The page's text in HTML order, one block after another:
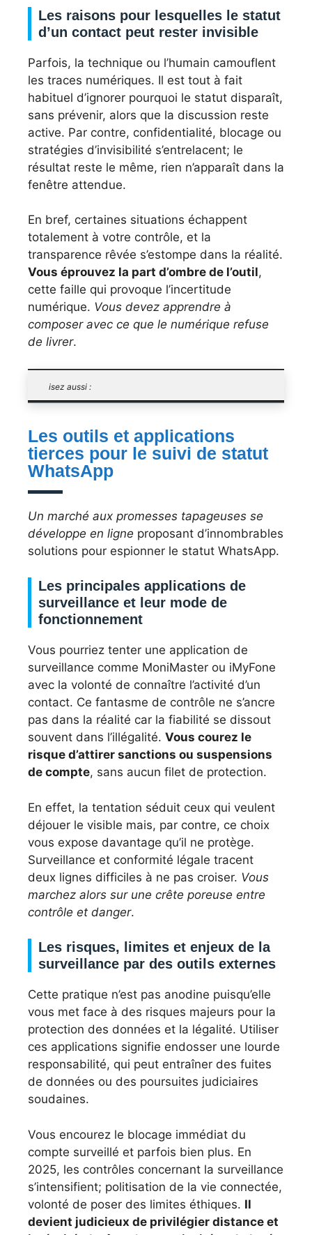
Les raisons pour lesquelles le statut
d’un contact peut rester invisible
Parfois, la technique ou l’humain camouflent
les traces numériques. Il est tout à fait
habituel d’ignorer pourquoi le statut disparaît,
sans prévenir, alors que la discussion reste
active. Par contre, confidentialité, blocage ou
stratégies d’invisibilité s’entrelacent; le
résultat reste le même, rien n’apparaît dans la
fenêtre attendue.
En bref, certaines situations échappent
totalement à votre contrôle, et la
transparence rêvée s’estompe dans la réalité.
Vous éprouvez la part d’ombre de l’outil,
cette faille qui provoque l’incertitude
numérique. Vous devez apprendre à
composer avec ce que le numérique refuse
de livrer.
isez aussi :
Les outils et applications
tierces pour le suivi de statut
WhatsApp
Un marché aux promesses tapageuses se
développe en ligne proposant d’innombrables
solutions pour espionner le statut WhatsApp.
Les principales applications de
surveillance et leur mode de
fonctionnement
Vous pourriez tenter une application de
surveillance comme MoniMaster ou iMyFone
avec la volonté de connaître l’activité d’un
contact. Ce fantasme de contrôle ne s’ancre
pas dans la réalité car la fiabilité se dissout
souvent dans l’illégalité. Vous courez le
risque d’attirer sanctions ou suspensions
de compte, sans aucun filet de protection.
En effet, la tentation séduit ceux qui veulent
déjouer le visible mais, par contre, ce choix
vous expose davantage qu’il ne protège.
Surveillance et conformité légale tracent
deux lignes difficiles à ne pas croiser. Vous
marchez alors sur une crête poreuse entre
contrôle et danger.
Les risques, limites et enjeux de la
surveillance par des outils externes
Cette pratique n’est pas anodine puisqu’elle
vous met face à des risques majeurs pour la
protection des données et la légalité. Utiliser
ces applications signifie endosser une lourde
responsabilité, qui peut entraîner des fuites
de données ou des poursuites judiciaires
soudaines.
Vous encourez le blocage immédiat du
compte surveillé et parfois bien plus. En
2025, les contrôles concernant la surveillance
s’intensifient; politisation de la vie connectée,
volonté de poser des limites éthiques. Il
devient judicieux de privilégier distance et